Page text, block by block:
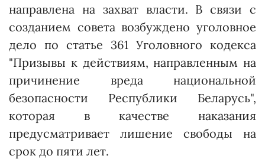
направлена на захват власти. В связи с
созданием совета возбуждено уголовное
дело по статье 361 Уголовного кодекса
"Призывы к действиям, направленным на
причинение вреда национальной
безопасности Республики Беларусь",
которая в качестве наказания
предусматривает лишение свободы на
срок до пяти лет.